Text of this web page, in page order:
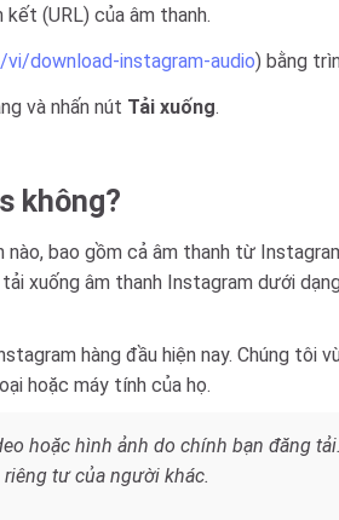
kết (URL) của âm thanh.
download-instagram-audio) bằng
và nhấn nút Tải xuống.
không?
bao gồm cả âm thanh từ
xuống âm thanh Instagram dưới
hàng đầu hiện nay. Chúng tôi
hoặc máy tính của họ.
hoặc hình ảnh do chính bạn đăng
tư của người khác.